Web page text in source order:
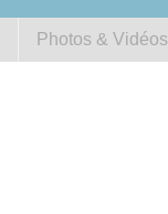
Photos & Vidéos